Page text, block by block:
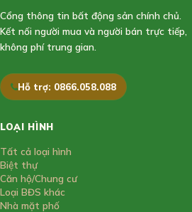
Cổng thông tin bất động sản chính chủ.
Kết nối người mua và người bán trực tiếp,
không phí trung gian.
Hỗ trợ: 0866.058.088
LOẠI HÌNH
Tất cả loại hình
Biệt thự
Căn hộ/Chung cư
Loại BĐS khác
Nhà mặt phố